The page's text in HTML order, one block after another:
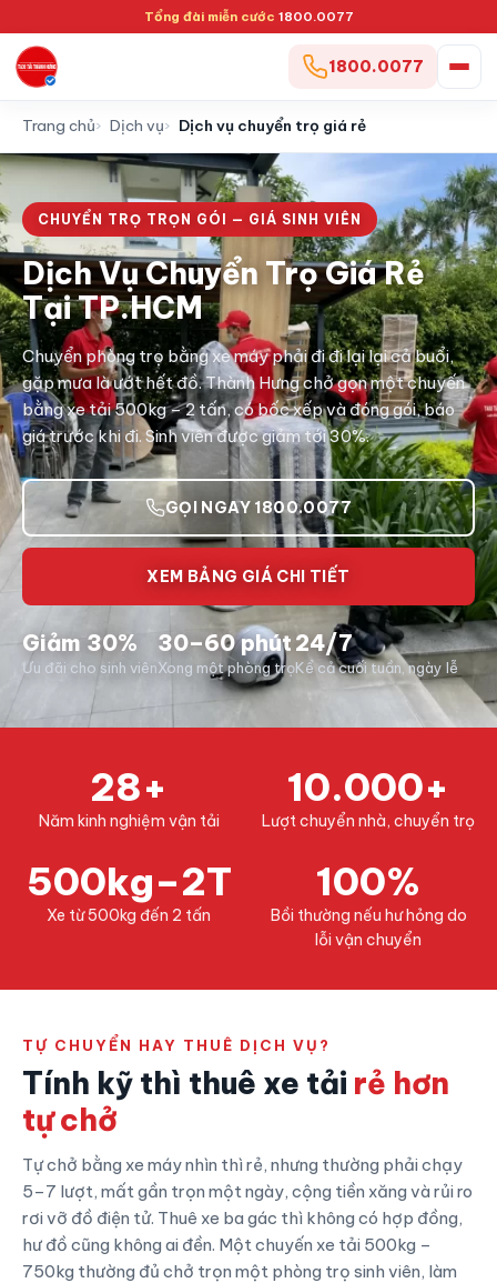
Tổng đài miễn cước 1800.0077
1800.0077
Trang chủ Dịch vụ Dịch vụ chuyển trọ giá rẻ
CHUYỂN TRỌ TRỌN GÓI — GIÁ SINH VIÊN
Dịch Vụ Chuyển Trọ Giá Rẻ
Tại TP.HCM
Chuyển phòng trọ bằng xe máy phải đi đi lại lại cả buổi,
gặp mưa là ướt hết đồ. Thành Hưng chở gọn một chuyến
bằng xe tải 500kg – 2 tấn, có bốc xếp và đóng gói, báo
giá trước khi đi. Sinh viên được giảm tới 30%.
GỌI NGAY 1800.0077
XEM BẢNG GIÁ CHI TIẾT
Giảm 30%
Ưu đãi cho sinh viên
30–60 phút
Xong một phòng trọ
24/7
Kể cả cuối tuần, ngày lễ
28+
Năm kinh nghiệm vận tải
10.000+
Lượt chuyển nhà, chuyển trọ
500kg–2T
Xe từ 500kg đến 2 tấn
100%
Bồi thường nếu hư hỏng do
lỗi vận chuyển
TỰ CHUYỂN HAY THUÊ DỊCH VỤ?
Tính kỹ thì thuê xe tải rẻ hơn
tự chở
Tự chở bằng xe máy nhìn thì rẻ, nhưng thường phải chạy
5–7 lượt, mất gần trọn một ngày, cộng tiền xăng và rủi ro
rơi vỡ đồ điện tử. Thuê xe ba gác thì không có hợp đồng,
hư đồ cũng không ai đền. Một chuyến xe tải 500kg –
750kg thường đủ chở trọn một phòng trọ sinh viên, làm